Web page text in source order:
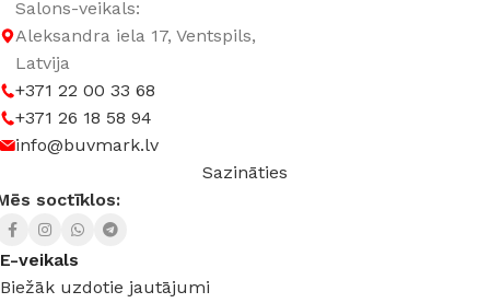
Salons-veikals:
Aleksandra iela 17, Ventspils,
Latvija
+371 22 00 33 68
+371 26 18 58 94
info@buvmark.lv
Sazināties
soctīklos:
E-veikals
Biežāk uzdotie jautājumi